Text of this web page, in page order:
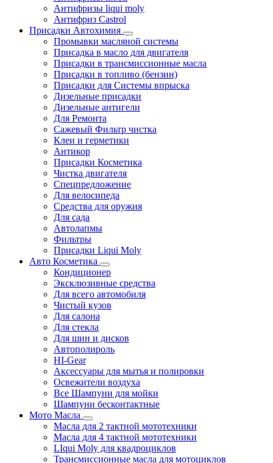
Антифризы liqui moly
Антифриз Castrol
Присадки Автохимия
Промывки масляной системы
Присадка в масло для двигателя
Присадки в трансмиссионные масла
Присадки в топливо (бензин)
Присадки для Системы впрыска
Дизельные присадки
Дизельные антигели
Для Ремонта
Сажевый Фильтр чистка
Клеи и герметики
Антикор
Присадки Косметика
Чистка двигателя
Спецпредложение
Для велосипеда
Средства для оружия
Для сада
Автолапмы
Фильтры
Присадки Liqui Moly
Авто Косметика
Кондиционер
Эксклюзивные средства
Для всего автомобиля
Чистый кузов
Для салона
Для стекла
Для шин и дисков
Автополироль
HI-Gear
Аксессуары для мытья и полировки
Освежители воздуха
Все Шампуни для мойки
Шампуни бесконтактные
Мото Масла
Масла для 2 тактной мототехники
Масла для 4 тактной мототехники
LIqui Moly для квадроциклов
Трансмиссионные масла для мотоциклов